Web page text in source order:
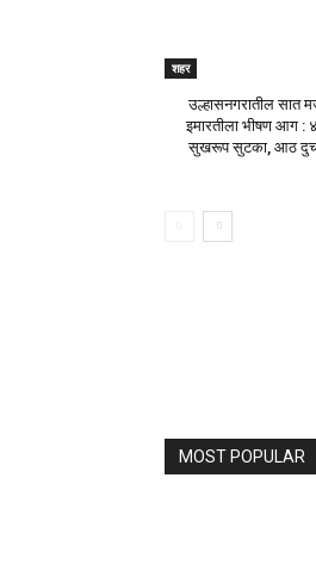
शहर
उल्हासनगरातील सात
इमारतीला भीषण आग :
सुखरूप सुटका, आठ
MOST POPULAR